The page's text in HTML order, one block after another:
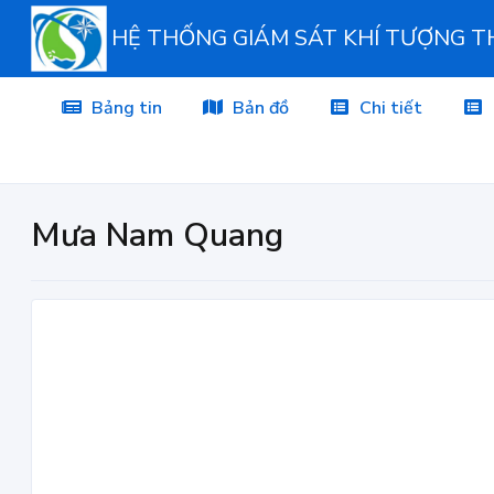
HỆ THỐNG GIÁM SÁT KHÍ TƯỢNG
Bảng tin Bản đồ Chi tiết
Mưa Nam Quang